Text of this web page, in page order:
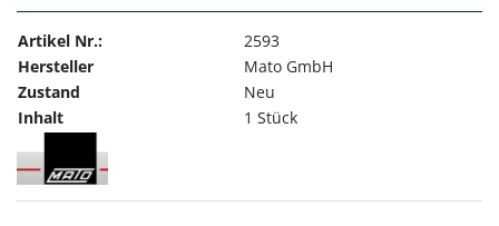
Artikel Nr.:
2593
Hersteller
Mato GmbH
Zustand
Neu
Inhalt
1 Stück